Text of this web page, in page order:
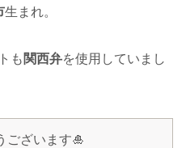
生まれ。
も 関西弁を使用していまし
ございます🎍